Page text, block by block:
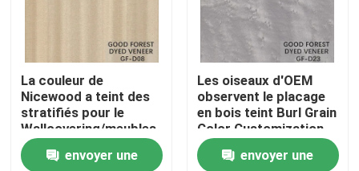
À la maison
Produits
La couleur de
Nicewood a teint des
stratifiés pour le
Wallcovering/meubles
envoyer une
Les oiseaux d'OEM
observent le placage
en bois teint Burl Grain
Color Customization
envoyer une